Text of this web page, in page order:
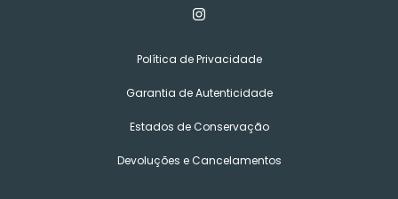
Política de Privacidade
Garantia de Autenticidade
Estados de Conservação
Devoluções e Cancelamentos